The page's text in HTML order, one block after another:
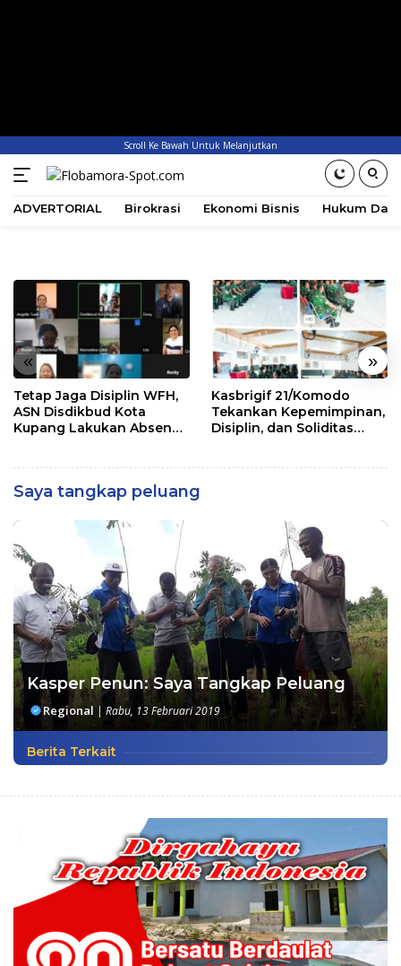
Scroll Ke Bawah Untuk Melanjutkan
ADVERTORIAL Birokrasi Ekonomi Bisnis Hukum
« »
Tetap Jaga Disiplin WFH,
ASN Disdikbud Kota
Kupang Lakukan Absen
Kasbrigif 21/Komodo
Tekankan Kepemimpinan,
Disiplin, dan Soliditas
Saya tangkap peluang
Kasper Penun: Saya Tangkap Peluang
Regional| Rabu, 13 Februari 2019
Berita Terkait